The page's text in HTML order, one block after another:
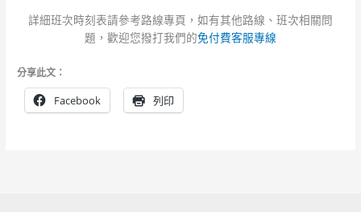
詳細班次時刻表請參考路線專頁，如有其他路線、班次相關問
題，歡迎您撥打我們的免付費客服專線
分享此文：
Facebook 列印